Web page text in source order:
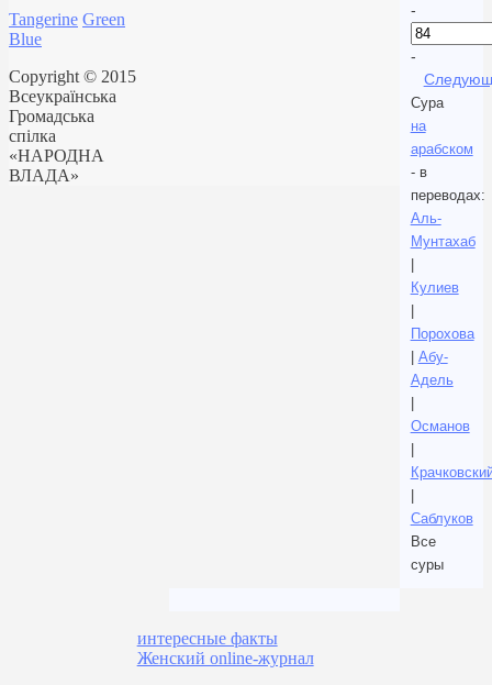
-
-
Сура
на
арабском
- в
переводах:
Аль-
Мунтахаб
Кулиев
Порохова
Абу-
Адель
Османов
Саблуков
Все
суры
интересные факты
Женский online-журнал
Tangerine Green
Blue
Copyright © 2015
Всеукраїнська
Громадська
спілка
«НАРОДНА
ВЛАДА»